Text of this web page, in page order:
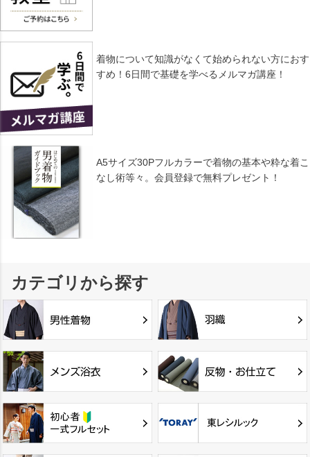
着物について知識がなくて始められない方におす
すめ！6日間で基礎を学べるメルマガ講座！
A5サイズ30Pフルカラーで着物の基本や粋な着こ
なし術等々。会員登録で無料プレゼント！
カテゴリから探す